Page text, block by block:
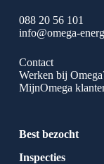
088 20 56 101
info@omega-
Contact
Werken bij
MijnOmega
Best bezocht
Inspecties